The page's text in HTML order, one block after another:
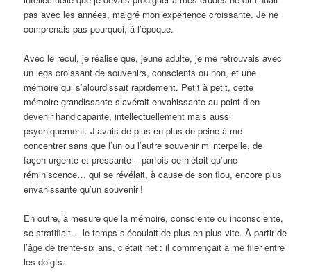
pas avec les années, malgré mon expérience croissante. Je ne
comprenais pas pourquoi, à l’époque.
Avec le recul, je réalise que, jeune adulte, je me retrouvais avec
un legs croissant de souvenirs, conscients ou non, et une
mémoire qui s’alourdissait rapidement. Petit à petit, cette
mémoire grandissante s’avérait envahissante au point d’en
devenir handicapante, intellectuellement mais aussi
psychiquement. J’avais de plus en plus de peine à me
concentrer sans que l’un ou l’autre souvenir m’interpelle, de
façon urgente et pressante – parfois ce n’était qu’une
réminiscence… qui se révélait, à cause de son flou, encore plus
envahissante qu’un souvenir !
En outre, à mesure que la mémoire, consciente ou inconsciente,
se stratifiait… le temps s’écoulait de plus en plus vite. À partir de
l’âge de trente-six ans, c’était net : il commençait à me filer entre
les doigts.